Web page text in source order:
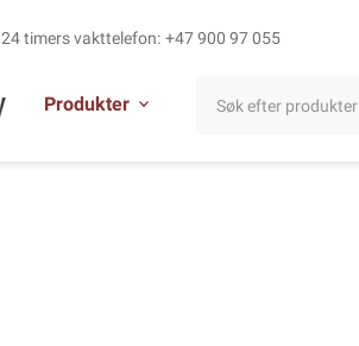
24 timers vakttelefon: +47 900 97 055
Produkter